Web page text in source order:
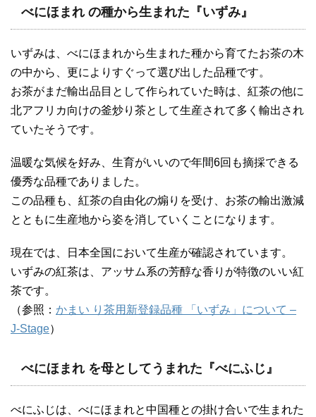
べにほまれ の種から生まれた『いずみ』
いずみは、べにほまれから生まれた種から育てたお茶の木
の中から、更によりすぐって選び出した品種です。
お茶がまだ輸出品目として作られていた時は、紅茶の他に
北アフリカ向けの釜炒り茶として生産されて多く輸出され
ていたそうです。
温暖な気候を好み、生育がいいので年間6回も摘採できる
優秀な品種でありました。
この品種も、紅茶の自由化の煽りを受け、お茶の輸出激減
とともに生産地から姿を消していくことになります。
現在では、日本全国において生産が確認されています。
いずみの紅茶は、アッサム系の芳醇な香りが特徴のいい紅
茶です。
（参照： かまい り茶用新登録品種 「いずみ」について –
J-Stage）
べにほまれ を母としてうまれた『べにふじ』
べにふじは、べにほまれと中国種との掛け合いで生まれた